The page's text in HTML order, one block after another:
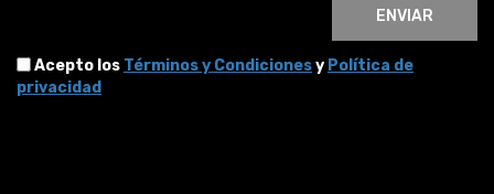
ENVIAR
Acepto los Términos y Condicionesy Política de
privacidad